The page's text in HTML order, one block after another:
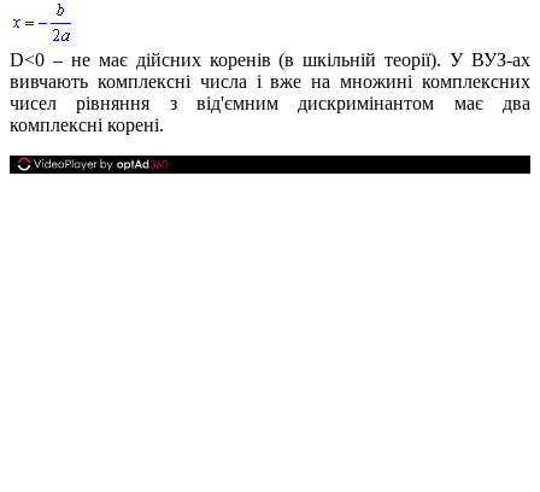
D<0 – не має дійсних коренів (в шкільній теорії). У ВУЗ-ах
вивчають комплексні числа і вже на множині комплексних
чисел рівняння з від'ємним дискримінантом має два
комплексні корені.